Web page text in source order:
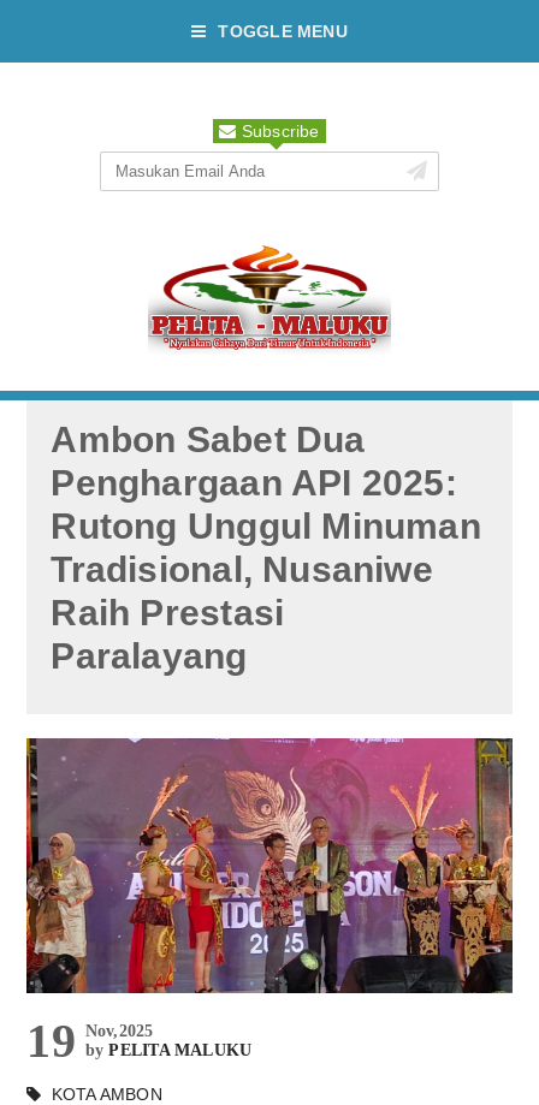
TOGGLE MENU
Subscribe
Ambon Sabet Dua
Penghargaan API 2025:
Rutong Unggul Minuman
Tradisional, Nusaniwe
Raih Prestasi
Paralayang
19 Nov,2025
byPELITA MALUKU
KOTA AMBON